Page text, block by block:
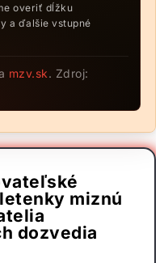
overiť dĺžku
a ďalšie vstupné
mzv.sk. Zdroj:
miznú
dozvedia